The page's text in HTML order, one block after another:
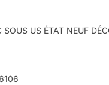
SOUS US ÉTAT NEUF